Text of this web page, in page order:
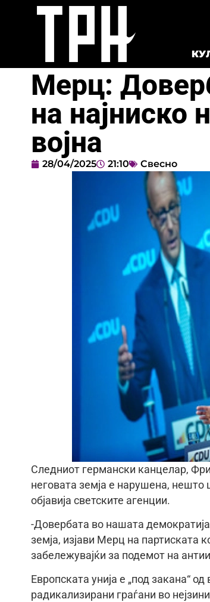
Мерц:
на најниско
војна
28/04/2025 21:10 Свесно
Следниот германски канцелар,
неговата земја е нарушена, нешто
објавија светските агенции.
-Довербата во нашата
земја, изјави Мерц на партиската
забележувајќи за подемот на
Европската унија е „под закана“
радикализирани граѓани во